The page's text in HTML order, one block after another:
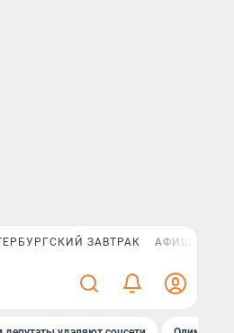
ЗАВТРАК АФИША PLUS